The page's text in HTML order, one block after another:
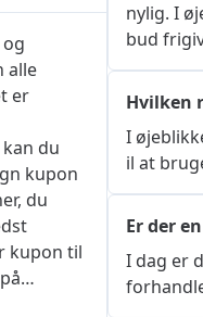
alle
er
du
kupon
du
kupon til
nylig. I
bud
Hvilken
I
il at
Er der
I dag er